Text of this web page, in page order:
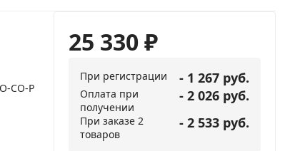
CO-P
25 330₽
При регистрации - 1 267 руб.
Оплата при
получении
- 2 026 руб.
При заказе 2
товаров
- 2 533 руб.